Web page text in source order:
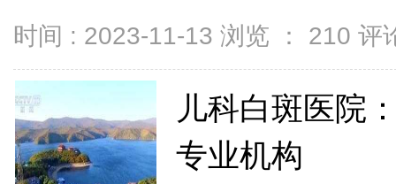
时间 : 2023-11-13 浏览 ： 210 评
儿科白斑医院
专业机构